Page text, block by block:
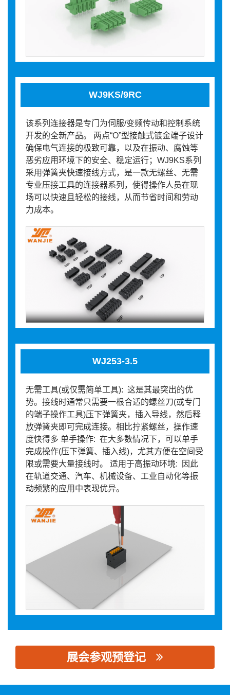
WJ9KS/9RC
该系列连接器是专门为伺服/变频传动和控制系统
开发的全新产品。 两点“O”型接触式镀金端子设计
确保电气连接的极致可靠，以及在振动、腐蚀等
恶劣应用环境下的安全、稳定运行；WJ9KS系列
采用弹簧夹快速接线方式，是一款无螺丝、无需
专业压接工具的连接器系列，使得操作人员在现
场可以快速且轻松的接线，从而节省时间和劳动
力成本。
WJ253-3.5
无需工具(或仅需简单工具): 这是其最突出的优
势。接线时通常只需要一根合适的螺丝刀(或专门
的端子操作工具)压下弹簧夹，插入导线，然后释
放弹簧夹即可完成连接。相比拧紧螺丝，操作速
度快得多 单手操作: 在大多数情况下，可以单手
完成操作(压下弹簧、插入线)，尤其方便在空间受
限或需要大量接线时。 适用于高振动环境: 因此
在轨道交通、汽车、机械设备、工业自动化等振
动频繁的应用中表现优异。
展会参观预登记